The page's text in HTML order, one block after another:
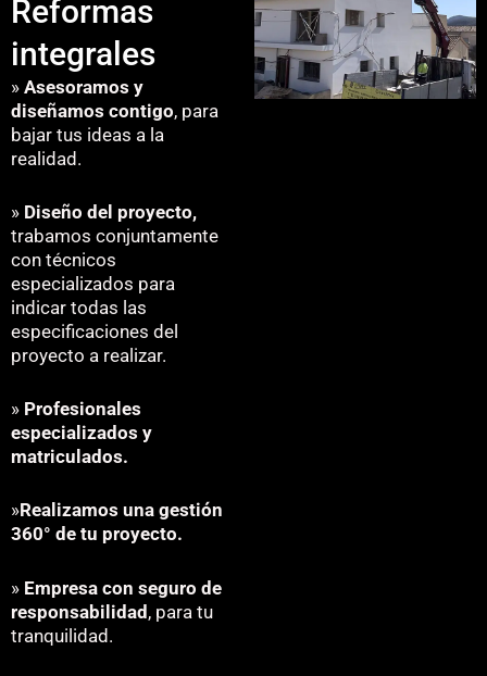
Reformas
integrales
» Asesoramos y
diseñamos contigo, para
bajar tus ideas a la
realidad.
» Diseño del proyecto,
trabamos conjuntamente
con técnicos
especializados para
indicar todas las
especificaciones del
proyecto a realizar.
» Profesionales
especializados y
matriculados.
»Realizamos una gestión
360° de tu proyecto.
» Empresa con seguro de
responsabilidad, para tu
tranquilidad.